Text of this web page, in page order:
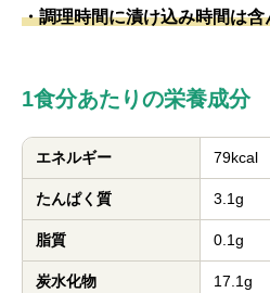
・調理時間に漬け込み時間は
1食分あたりの栄養成分
エネルギー 79kcal
たんぱく質 3.1g
脂質 0.1g
炭水化物 17.1g